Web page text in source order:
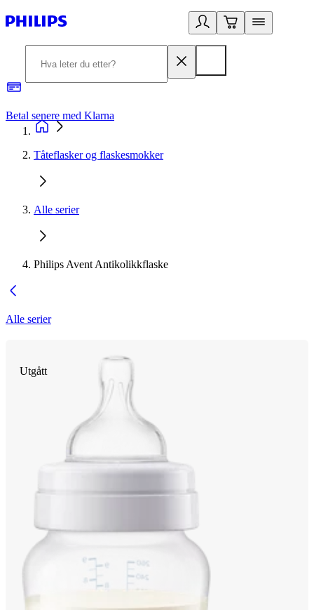
Betal senere med Klarna
Tåteflasker og flaskesmokker
Alle serier
Philips Avent Antikolikkflaske
Alle serier
Utgått